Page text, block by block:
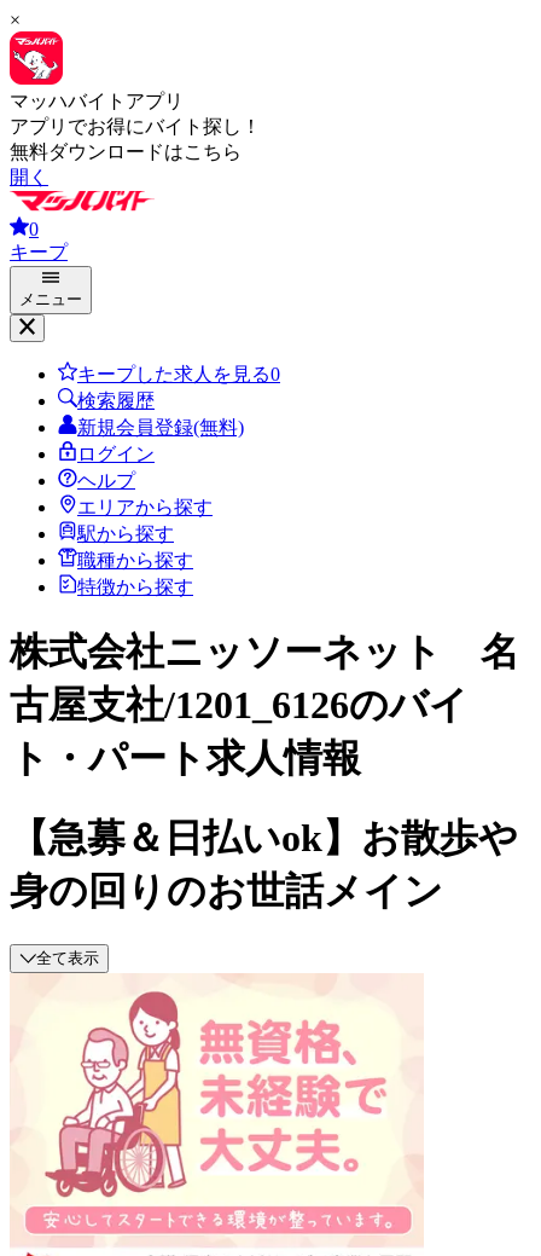
×
マッハバイトアプリ
アプリでお得にバイト探し！
無料ダウンロードはこちら
開く
0
キープ
メニュー
キープした求人を見る0
検索履歴
新規会員登録(無料)
ログイン
ヘルプ
エリアから探す
駅から探す
職種から探す
特徴から探す
株式会社ニッソーネット 名
古屋支社/1201_6126のバイ
ト・パート求人情報
【急募＆日払いok】お散歩や
身の回りのお世話メイン
全て表示